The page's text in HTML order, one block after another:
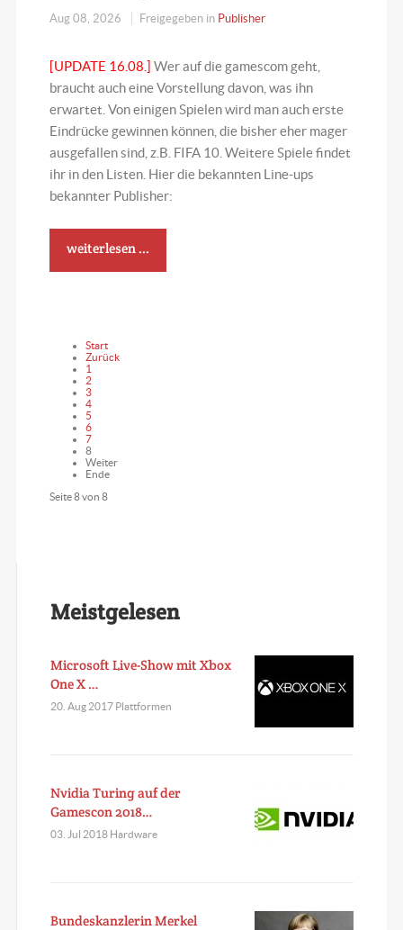
Aug 08, 2026 Freigegeben in Publisher
[UPDATE 16.08.] Wer auf die gamescom geht,
braucht auch eine Vorstellung davon, was ihn
erwartet. Von einigen Spielen wird man auch erste
Eindrücke gewinnen können, die bisher eher mager
ausgefallen sind, z.B. FIFA 10. Weitere Spiele findet
ihr in den Listen. Hier die bekannten Line-ups
bekannter Publisher:
weiterlesen ...
Start
Zurück
1
2
3
4
5
6
7
8
Weiter
Ende
Seite 8 von 8
Meistgelesen
Microsoft Live-Show mit Xbox
One X …
20. Aug 2017 Plattformen
Nvidia Turing auf der
Gamescon 2018…
03. Jul 2018 Hardware
Bundeskanzlerin Merkel